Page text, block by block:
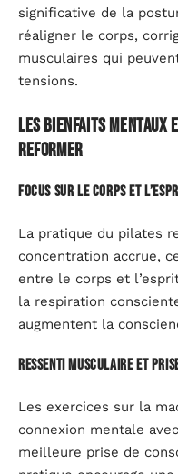
significative de la
réaligner le corps,
musculaires qui
tensions.
Les bienfaits
reformer
Focus sur le corps et
La pratique du pilates
concentration accrue,
entre le corps et
la respiration
augmentent la
Ressenti musculaire et
Les exercices sur la
connexion mentale
meilleure prise de